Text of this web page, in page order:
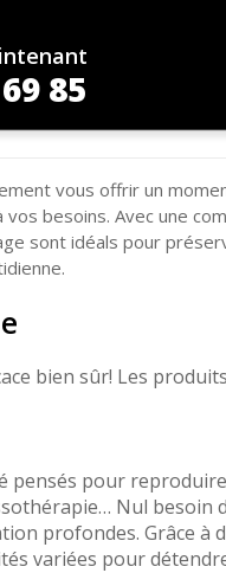
85
vous offrir un
besoins. Avec une
sont idéals pour
bien sûr! Les
pour
Nul besoin
profondes. Grâce
variées pour